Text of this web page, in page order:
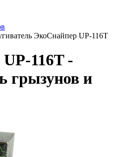
ЭкоСнайпер UP-116T
116T -
грызунов и